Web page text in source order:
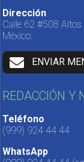
Dirección
Calle 62 #508
México.
ENVIAR
REDACCIÓN Y
Teléfono
(999) 924 44 44
WhatsApp